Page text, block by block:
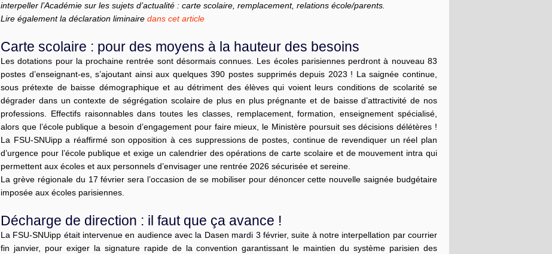
interpeller l’Académie sur les sujets d’actualité : carte scolaire, remplacement, relations école/parents.
Lire également la déclaration liminaire dans cet article
Carte scolaire : pour des moyens à la hauteur des besoins
Les dotations pour la prochaine rentrée sont désormais connues. Les écoles parisiennes perdront à nouveau 83
postes d’enseignant-es, s’ajoutant ainsi aux quelques 390 postes supprimés depuis 2023 ! La saignée continue,
sous prétexte de baisse démographique et au détriment des élèves qui voient leurs conditions de scolarité se
dégrader dans un contexte de ségrégation scolaire de plus en plus prégnante et de baisse d’attractivité de nos
professions. Effectifs raisonnables dans toutes les classes, remplacement, formation, enseignement spécialisé,
alors que l’école publique a besoin d’engagement pour faire mieux, le Ministère poursuit ses décisions délétères !
La FSU-SNUipp a réaffirmé son opposition à ces suppressions de postes, continue de revendiquer un réel plan
d’urgence pour l’école publique et exige un calendrier des opérations de carte scolaire et de mouvement intra qui
permettent aux écoles et aux personnels d’envisager une rentrée 2026 sécurisée et sereine.
La grève régionale du 17 février sera l’occasion de se mobiliser pour dénoncer cette nouvelle saignée budgétaire
imposée aux écoles parisiennes.
Décharge de direction : il faut que ça avance !
La FSU-SNUipp était intervenue en audience avec la Dasen mardi 3 février, suite à notre interpellation par courrier
fin janvier, pour exiger la signature rapide de la convention garantissant le maintien du système parisien des